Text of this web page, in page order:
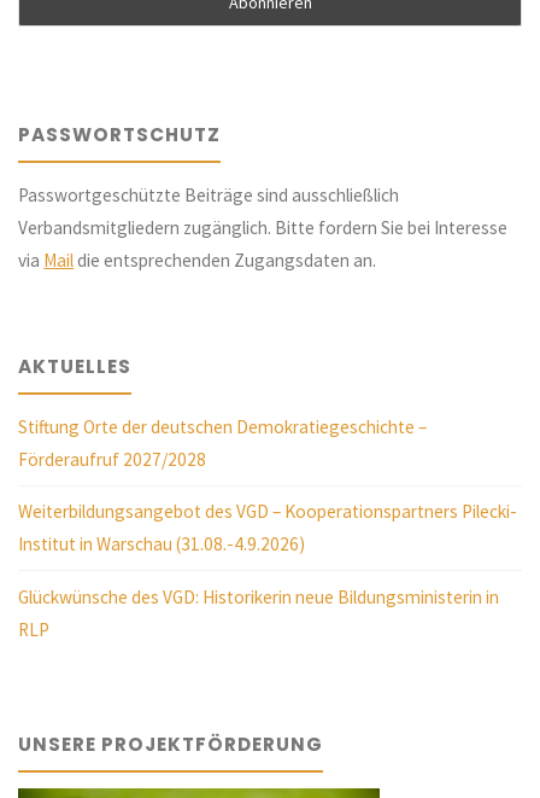
PASSWORTSCHUTZ
Passwortgeschützte Beiträge sind ausschließlich
Verbandsmitgliedern zugänglich. Bitte fordern Sie bei Interesse
via Maildie entsprechenden Zugangsdaten an.
AKTUELLES
Stiftung Orte der deutschen Demokratiegeschichte –
Förderaufruf 2027/2028
Weiterbildungsangebot des VGD – Kooperationspartners Pilecki-
Institut in Warschau (31.08.-4.9.2026)
Glückwünsche des VGD: Historikerin neue Bildungsministerin in
RLP
UNSERE PROJEKTFÖRDERUNG